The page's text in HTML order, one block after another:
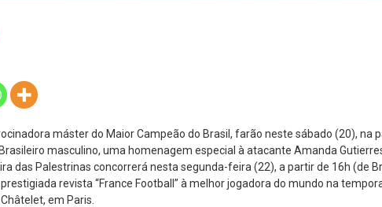
máster do Maior Campeão do Brasil, farão neste sábado (20), na
masculino, uma homenagem especial à atacante Amanda
das Palestrinas concorrerá nesta segunda-feira (22), a partir de 16h (de
revista “France Football” à melhor jogadora do mundo na
em Paris.
PLANO ESPECIAL PLANO